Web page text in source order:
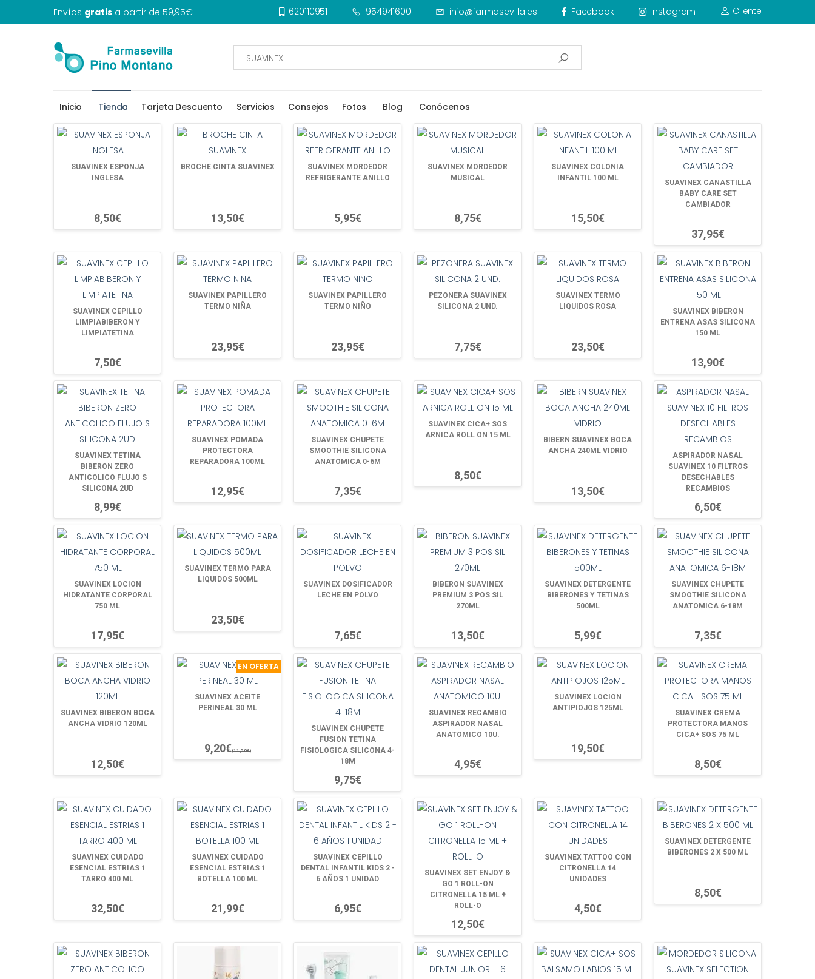
Envíos gratis a partir de 59,95€ 620110951 954941600 info@farmasevilla.es Facebook Instagram Cliente
Inicio Tienda Tarjeta Descuento Servicios Consejos Fotos Blog Conócenos
SUAVINEX ESPONJA
INGLESA
8,50€
BROCHE CINTA SUAVINEX
13,50€
SUAVINEX MORDEDOR
REFRIGERANTE ANILLO
5,95€
SUAVINEX MORDEDOR
MUSICAL
8,75€
SUAVINEX COLONIA
INFANTIL 100 ML
15,50€
SUAVINEX CANASTILLA
BABY CARE SET
CAMBIADOR
37,95€
SUAVINEX CEPILLO
LIMPIABIBERON Y
LIMPIATETINA
7,50€
SUAVINEX PAPILLERO
TERMO NIÑA
23,95€
SUAVINEX PAPILLERO
TERMO NIÑO
23,95€
PEZONERA SUAVINEX
SILICONA 2 UND.
7,75€
SUAVINEX TERMO
LIQUIDOS ROSA
23,50€
SUAVINEX BIBERON
ENTRENA ASAS SILICONA
150 ML
13,90€
SUAVINEX TETINA
BIBERON ZERO
ANTICOLICO FLUJO S
SILICONA 2UD
8,99€
SUAVINEX POMADA
PROTECTORA
REPARADORA 100ML
12,95€
SUAVINEX CHUPETE
SMOOTHIE SILICONA
ANATOMICA 0-6M
7,35€
SUAVINEX CICA+ SOS
ARNICA ROLL ON 15 ML
8,50€
BIBERN SUAVINEX BOCA
ANCHA 240ML VIDRIO
13,50€
ASPIRADOR NASAL
SUAVINEX 10 FILTROS
DESECHABLES
RECAMBIOS
6,50€
SUAVINEX LOCION
HIDRATANTE CORPORAL
750 ML
17,95€
SUAVINEX TERMO PARA
LIQUIDOS 500ML
23,50€
SUAVINEX DOSIFICADOR
LECHE EN POLVO
7,65€
BIBERON SUAVINEX
PREMIUM 3 POS SIL
270ML
13,50€
SUAVINEX DETERGENTE
BIBERONES Y TETINAS
500ML
5,99€
SUAVINEX CHUPETE
SMOOTHIE SILICONA
ANATOMICA 6-18M
7,35€
SUAVINEX BIBERON BOCA
ANCHA VIDRIO 120ML
12,50€
EN OFERTA
SUAVINEX ACEITE
PERINEAL 30 ML
9,20€(11,50€)
SUAVINEX CHUPETE
FUSION TETINA
FISIOLOGICA SILICONA 4-
18M
9,75€
SUAVINEX RECAMBIO
ASPIRADOR NASAL
ANATOMICO 10U.
4,95€
SUAVINEX LOCION
ANTIPIOJOS 125ML
19,50€
SUAVINEX CREMA
PROTECTORA MANOS
CICA+ SOS 75 ML
8,50€
SUAVINEX CUIDADO
ESENCIAL ESTRIAS 1
TARRO 400 ML
32,50€
SUAVINEX CUIDADO
ESENCIAL ESTRIAS 1
BOTELLA 100 ML
21,99€
SUAVINEX CEPILLO
DENTAL INFANTIL KIDS 2 -
6 AÑOS 1 UNIDAD
6,95€
SUAVINEX SET ENJOY &
GO 1 ROLL-ON
CITRONELLA 15 ML +
ROLL-O
12,50€
SUAVINEX TATTOO CON
CITRONELLA 14
UNIDADES
4,50€
SUAVINEX DETERGENTE
BIBERONES 2 X 500 ML
8,50€